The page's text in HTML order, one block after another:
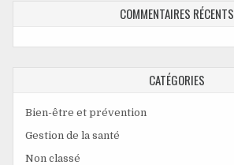
COMMENTAIRES RÉCENTS
CATÉGORIES
Bien-être et prévention
Gestion de la santé
Non classé